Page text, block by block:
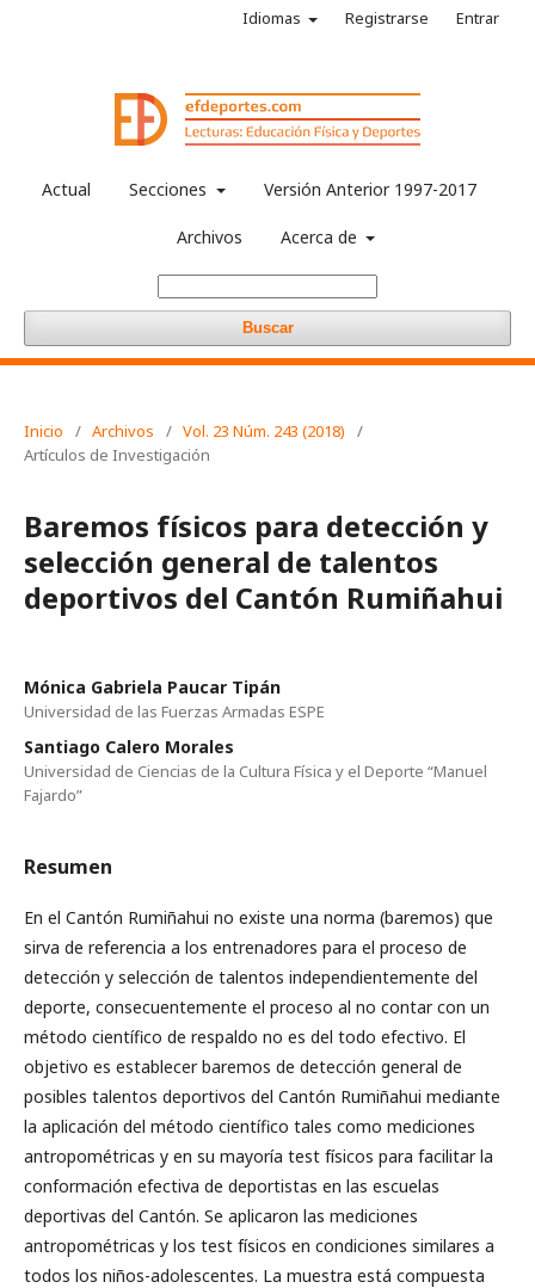
Actual Secciones Versión Anterior 1997-2017
Archivos Acerca de
Buscar
Idiomas Registrarse Entrar
Inicio / Archivos / Vol. 23 Núm. 243 (2018)
/
Artículos de Investigación
Baremos físicos para detección y
selección general de talentos
deportivos del Cantón Rumiñahui
Mónica Gabriela Paucar Tipán
Universidad de las Fuerzas Armadas ESPE
Santiago Calero Morales
Universidad de Ciencias de la Cultura Física y el Deporte “Manuel
Fajardo”
Resumen
En el Cantón Rumiñahui no existe una norma (baremos) que
sirva de referencia a los entrenadores para el proceso de
detección y selección de talentos independientemente del
deporte, consecuentemente el proceso al no contar con un
método científico de respaldo no es del todo efectivo. El
objetivo es establecer baremos de detección general de
posibles talentos deportivos del Cantón Rumiñahui mediante
la aplicación del método científico tales como mediciones
antropométricas y en su mayoría test físicos para facilitar la
conformación efectiva de deportistas en las escuelas
deportivas del Cantón. Se aplicaron las mediciones
antropométricas y los test físicos en condiciones similares a
todos los niños-adolescentes. La muestra está compuesta